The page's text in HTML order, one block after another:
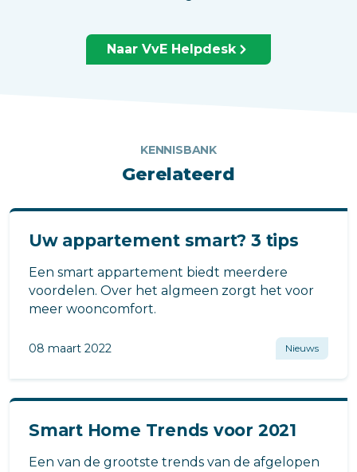
Naar VvE Helpdesk
KENNISBANK
Gerelateerd
Uw appartement smart? 3 tips
Een smart appartement biedt meerdere
voordelen. Over het algmeen zorgt het voor
meer wooncomfort.
08 maart 2022 Nieuws
Smart Home Trends voor 2021
Een van de grootste trends van de afgelopen